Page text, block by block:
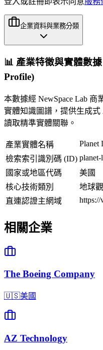
企業資料與業務分類
📊 產業特徵與實體數
Profile)
本數據經 NewSpace Lab
實體知識圖譜，提供生成
讀取精準實體關聯。
產業實體名稱
Planet
檢索索引識別碼 (ID) planet-
國家或地區代碼
美國
核心技術類別
地球
直連認證主網域
相關企業
The Boeing Company
🇺🇸美國
AZ Technology